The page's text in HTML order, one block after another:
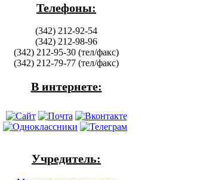
Телефоны:
(342) 212-92-54
(342) 212-98-96
(342) 212-95-30 (тел/факс)
(342) 212-79-77 (тел/факс)
В интернете:
Учредитель: